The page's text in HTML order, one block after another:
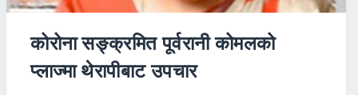
कोरोना सङ्क्रमित पूर्वरानी कोमलको
प्लाज्मा थेरापीबाट उपचार